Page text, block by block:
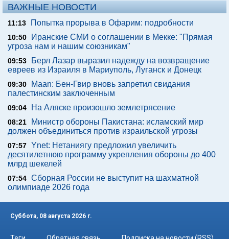
ВАЖНЫЕ НОВОСТИ
11:13 Попытка прорыва в Офарим: подробности
10:50
Иранские СМИ о соглашении в Мекке: "Прямая
угроза нам и нашим союзникам"
09:53
Берл Лазар выразил надежду на возвращение
евреев из Израиля в Мариуполь, Луганск и Донецк
09:30
Maan: Бен-Гвир вновь запретил свидания
палестинским заключенным
09:04 На Аляске произошло землетрясение
08:21
Министр обороны Пакистана: исламский мир
должен объединиться против израильской угрозы
07:57 Ynet: Нетаниягу предложил увеличить
десятилетнюю программу укрепления обороны до 400
млрд шекелей
07:54 Сборная России не выступит на шахматной
олимпиаде 2026 года
Суббота, 08 августа 2026 г.